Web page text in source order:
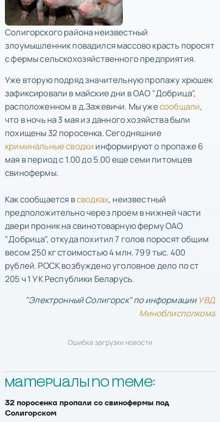
Солигорского района неизвестный
злоумышленник повадился массово красть поросят
с фермы сельскохозяйственного предприятия.
Уже вторую подряд значительную пропажу хрюшек
зафиксировали в майские дни в ОАО "Добрица",
расположенном в д.Зажевичи. Мы ужесообщали,
что в ночь на 3 мая из данного хозяйства были
похищены 32 поросенка. Сегодняшние
криминальные сводки информируют о пропаже 6
мая в период с 1.00 до 5.00 еще семи питомцев
свинофермы.
Как сообщается всводках, неизвестный
предположительно через проем в нижней части
двери проник на свинотоварную ферму ОАО
"Добрица", откуда похитил 7 голов поросят общим
весом 250 кг стоимостью 4 млн. 799 тыс. 400
рублей. РОСК возбуждено уголовное дело по ст
205 ч 1 УК Республики Беларусь.
"Электронный Солигорск" по информации УВД
Миноблисполкома
Ошибка загрузки новости
Материалы по теме:
32 поросенка пропали со свинофермы под
Солигорском